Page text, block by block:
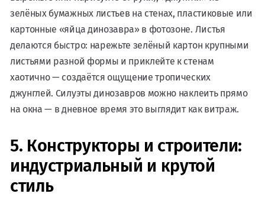
зелёных бумажных листьев на стенах, пластиковые или
картонные «яйца динозавра» в фотозоне. Листья
делаются быстро: нарежьте зелёный картон крупными
листьями разной формы и приклейте к стенам
хаотично — создаётся ощущение тропических
джунглей. Силуэты динозавров можно наклеить прямо
на окна — в дневное время это выглядит как витраж.
5. Конструкторы и строители:
индустриальный и крутой
стиль